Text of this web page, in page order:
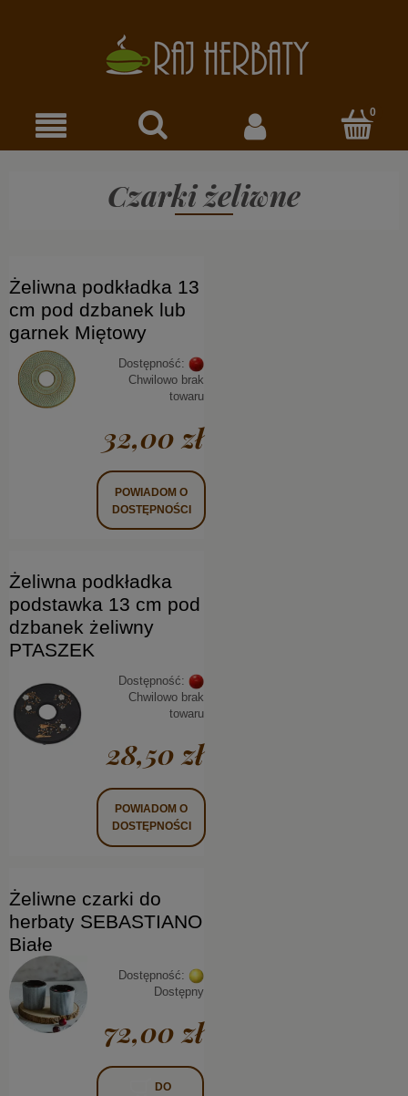
Czarki żeliwne
Żeliwna podkładka 13
cm pod dzbanek lub
garnek Miętowy
Dostępność:
Chwilowo brak
towaru
32,00 zł
POWIADOM O
DOSTĘPNOŚCI
Żeliwna podkładka
podstawka 13 cm pod
dzbanek żeliwny
PTASZEK
Dostępność:
Chwilowo brak
towaru
28,50 zł
POWIADOM O
DOSTĘPNOŚCI
Żeliwne czarki do
herbaty SEBASTIANO
Białe
Dostępność:
Dostępny
72,00 zł
DO